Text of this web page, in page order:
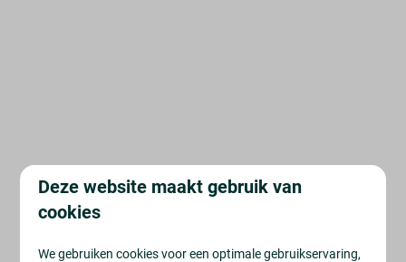
Deze website maakt gebruik van
cookies
We gebruiken cookies voor een optimale gebruikservaring,